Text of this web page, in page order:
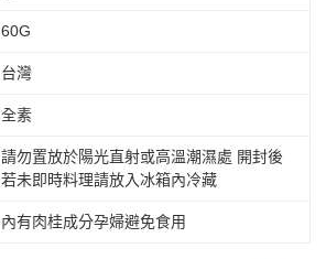
60G
台灣
全素
請勿置放於陽光直射或高溫潮濕處 開封後
若未即時料理請放入冰箱內冷藏
內有肉桂成分孕婦避免食用